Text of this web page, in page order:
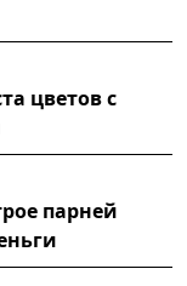
цветов с
парней